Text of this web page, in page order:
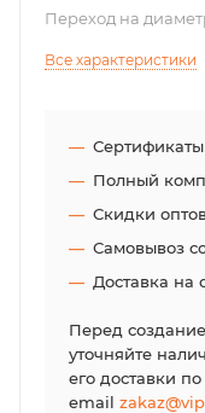
Переход на
Все характеристики
Сертификаты
Полный
Скидки
Самовывоз
Доставка на
Перед
уточняйте
его доставки
email